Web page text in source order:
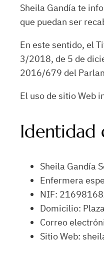
Sheila Gandía te
que puedan ser
En este sentido, el
3/2018, de 5 de
2016/679 del
El uso de sitio Web
Identidad
Sheila Gandía
Enfermera
NIF:
Domicilio:
Correo
Sitio Web: